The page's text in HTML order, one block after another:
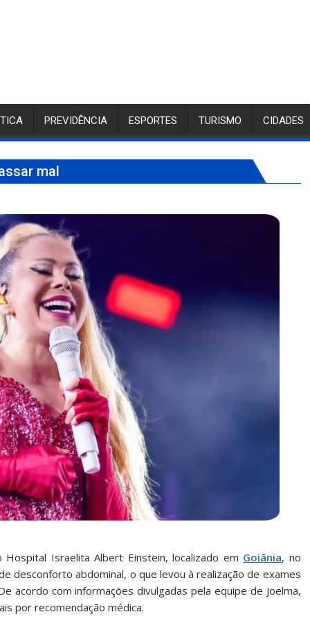
PREVIDÊNCIA ESPORTES TURISMO CIDADES
mal
Israelita Albert Einstein, localizado em Goiânia, no
desconforto abdominal, o que levou à realização de exames
acordo com informações divulgadas pela equipe de Joelma,
por recomendação médica.